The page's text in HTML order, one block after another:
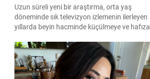
Uzun süreli yeni bir araştırma, orta yaş
döneminde sık televizyon izlemenin ilerleyen
yıllarda beyin hacminde küçülmeye ve hafıza